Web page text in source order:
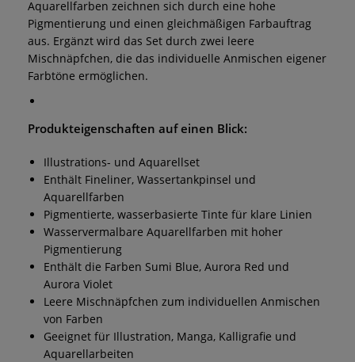
Aquarellfarben zeichnen sich durch eine hohe
Pigmentierung und einen gleichmäßigen Farbauftrag
aus. Ergänzt wird das Set durch zwei leere
Mischnäpfchen, die das individuelle Anmischen eigener
Farbtöne ermöglichen.
Produkteigenschaften auf einen Blick:
Illustrations- und Aquarellset
Enthält Fineliner, Wassertankpinsel und
Aquarellfarben
Pigmentierte, wasserbasierte Tinte für klare Linien
Wasservermalbare Aquarellfarben mit hoher
Pigmentierung
Enthält die Farben Sumi Blue, Aurora Red und
Aurora Violet
Leere Mischnäpfchen zum individuellen Anmischen
von Farben
Geeignet für Illustration, Manga, Kalligrafie und
Aquarellarbeiten